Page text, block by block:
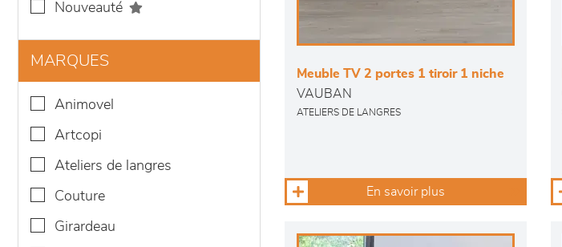
nouveauté
MARQUES
animovel
artcopi
ateliers de langres
couture
girardeau
Meuble TV 2 portes 1 tiroir 1 niche
VAUBAN
ATELIERS DE LANGRES
En savoir plus